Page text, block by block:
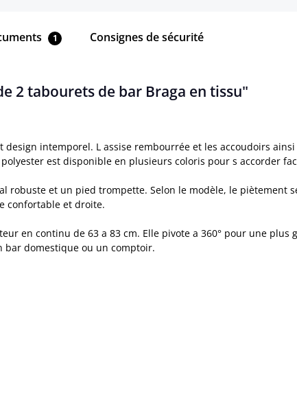
1 Consignes de sécurité
2 tabourets de bar Braga en tissu"
intemporel. L assise rembourrée et les accoudoirs
est disponible en plusieurs coloris pour s accorder
robuste et un pied trompette. Selon le modèle, le piètement
confortable et droite.
en continu de 63 a 83 cm. Elle pivote a 360° pour une
domestique ou un comptoir.